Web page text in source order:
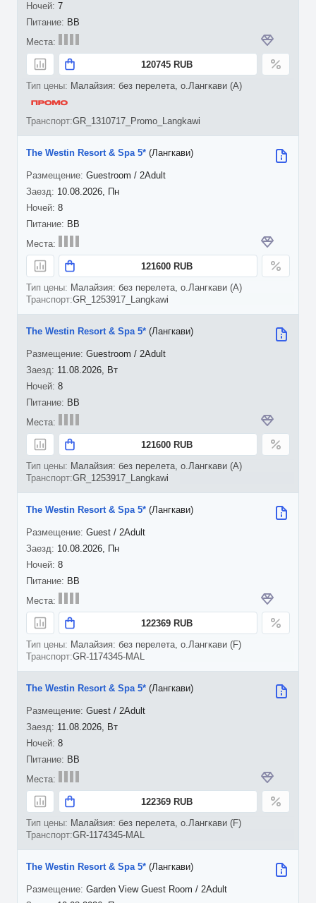
7
BB
120745 RUB
Малайзия: без перелета, о.Лангкави (A)
GR_1310717_Promo_Langkawi
10.08.2026, Пн
8
The Westin Resort & Spa 5* (Лангкави)
Guestroom / 2Adult
BB
121600 RUB
Малайзия: без перелета, о.Лангкави (A)
GR_1253917_Langkawi
11.08.2026, Вт
8
The Westin Resort & Spa 5* (Лангкави)
Guestroom / 2Adult
BB
121600 RUB
Малайзия: без перелета, о.Лангкави (A)
GR_1253917_Langkawi
10.08.2026, Пн
8
The Westin Resort & Spa 5* (Лангкави)
Guest / 2Adult
BB
122369 RUB
Малайзия: без перелета, о.Лангкави (F)
GR-1174345-MAL
11.08.2026, Вт
8
The Westin Resort & Spa 5* (Лангкави)
Guest / 2Adult
BB
122369 RUB
Малайзия: без перелета, о.Лангкави (F)
GR-1174345-MAL
The Westin Resort & Spa 5* (Лангкави)
Garden View Guest Room / 2Adult